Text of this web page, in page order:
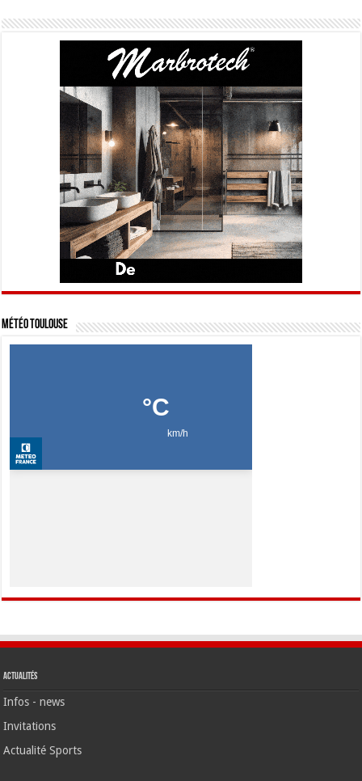
Météo Toulouse
Actualités
Infos - news
Invitations
Actualité Sports